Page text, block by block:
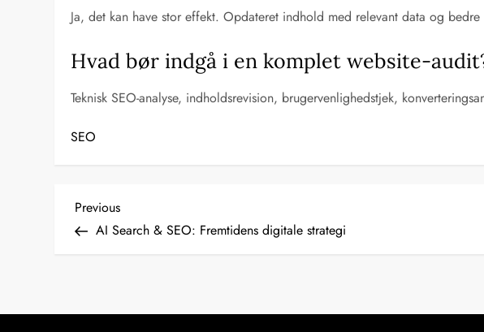
Ja, det kan have stor effekt. Opdateret indhold med relevant data og
Hvad bør indgå i en komplet website-
Teknisk SEO-analyse, indholdsrevision, brugervenlighedstjek,
SEO
I
n
æ
Previous
Post
Previous
AI Search & SEO: Fremtidens digitale strategi